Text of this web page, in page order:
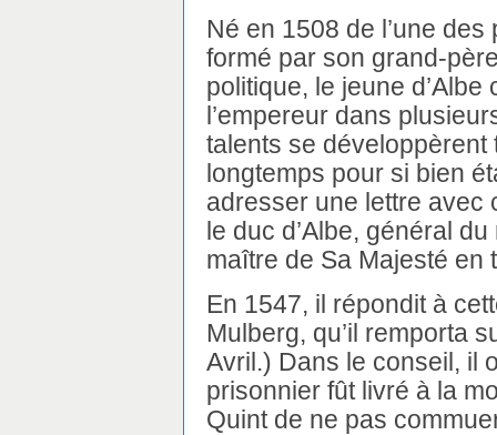
Né en 1508 de l’une
formé par son grand-
politique, le jeune
l’empereur dans
talents se
longtemps pour si bien
adresser une lettre avec
le duc d’Albe, général
maître de Sa Majesté en
En 1547, il répondit à
Mulberg, qu’il remporta
Avril.) Dans le conseil, il
prisonnier fût livré à la
Quint de ne pas